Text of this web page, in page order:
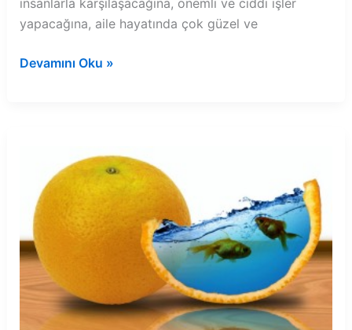
insanlarla karşılaşacağına, önemli ve ciddi işler
yapacağına, aile hayatında çok güzel ve
Rüyada
Devamını Oku »